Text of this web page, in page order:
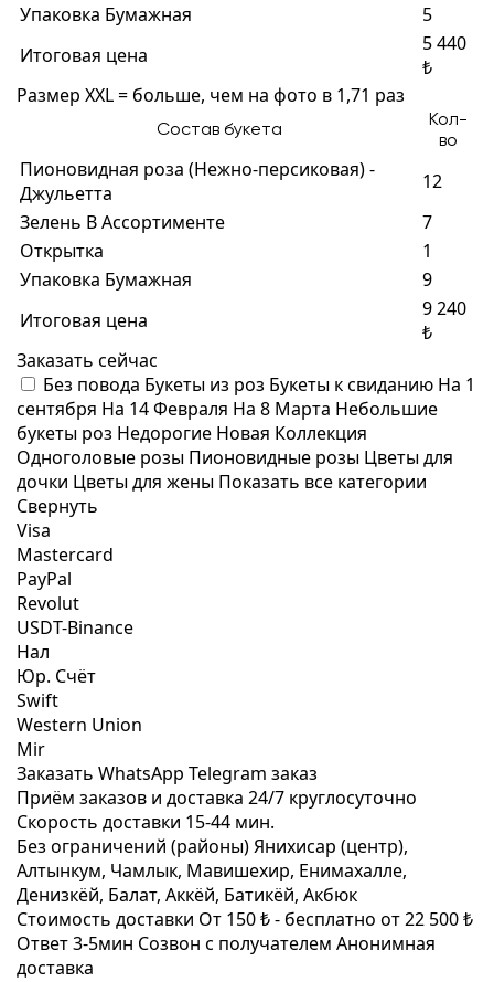
Упаковка Бумажная
5
Итоговая цена
5 440
₺
Размер XXL = больше, чем на фото в 1,71 раз
Состав букета
Кол-
во
Пионовидная роза (Нежно-персиковая) -
Джульетта
12
Зелень В Ассортименте
7
Открытка
1
Упаковка Бумажная
9
Итоговая цена
9 240
₺
Заказать сейчас
Без повода Букеты из роз Букеты к свиданию На 1
сентября На 14 Февраля На 8 Марта Небольшие
букеты роз Недорогие Новая Коллекция
Одноголовые розы Пионовидные розы Цветы для
дочки Цветы для жены Показать все категории
Свернуть
Visa
Mastercard
PayPal
Revolut
USDT-Binance
Нал
Юр. Счёт
Swift
Western Union
Mir
Заказать WhatsApp Telegram заказ
Приём заказов и доставка 24/7 круглосуточно
Скорость доставки 15-44 мин.
Без ограничений (районы)Янихисар (центр),
Алтынкум, Чамлык, Мавишехир, Енимахалле,
Денизкёй, Балат, Аккёй, Батикёй, Акбюк
Стоимость доставки От 150 ₺ - бесплатно от 22 500 ₺
Ответ 3-5мин Созвон с получателем Анонимная
доставка